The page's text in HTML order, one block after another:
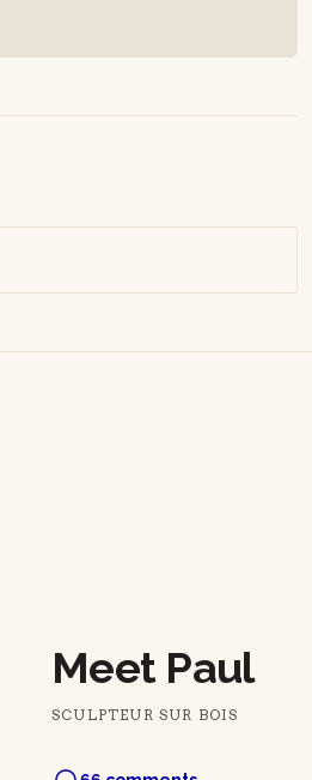
Meet Paul
SCULPTEUR SUR BOIS